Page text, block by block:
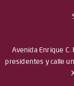
Avenida Enrique
presidentes y calle